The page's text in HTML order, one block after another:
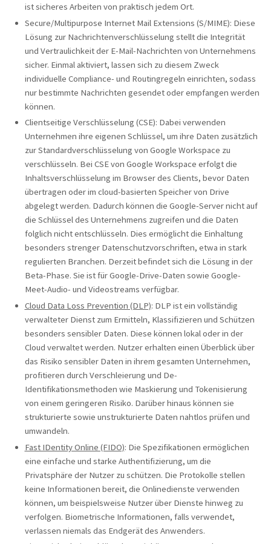
ist sicheres Arbeiten von praktisch jedem Ort.
Secure/Multipurpose Internet Mail Extensions (S/MIME): Diese
Lösung zur Nachrichtenverschlüsselung stellt die Integrität
und Vertraulichkeit der E-Mail-Nachrichten von Unternehmens
sicher. Einmal aktiviert, lassen sich zu diesem Zweck
individuelle Compliance- und Routingregeln einrichten, sodass
nur bestimmte Nachrichten gesendet oder empfangen werden
können.
Clientseitige Verschlüsselung (CSE): Dabei verwenden
Unternehmen ihre eigenen Schlüssel, um ihre Daten zusätzlich
zur Standardverschlüsselung von Google Workspace zu
verschlüsseln. Bei CSE von Google Workspace erfolgt die
Inhaltsverschlüsselung im Browser des Clients, bevor Daten
übertragen oder im cloud-basierten Speicher von Drive
abgelegt werden. Dadurch können die Google-Server nicht auf
die Schlüssel des Unternehmens zugreifen und die Daten
folglich nicht entschlüsseln. Dies ermöglicht die Einhaltung
besonders strenger Datenschutzvorschriften, etwa in stark
regulierten Branchen. Derzeit befindet sich die Lösung in der
Beta-Phase. Sie ist für Google-Drive-Daten sowie Google-
Meet-Audio- und Videostreams verfügbar.
Cloud Data Loss Prevention (DLP): DLP ist ein vollständig
verwalteter Dienst zum Ermitteln, Klassifizieren und Schützen
besonders sensibler Daten. Diese können lokal oder in der
Cloud verwaltet werden. Nutzer erhalten einen Überblick über
das Risiko sensibler Daten in ihrem gesamten Unternehmen,
profitieren durch Verschleierung und De-
Identifikationsmethoden wie Maskierung und Tokenisierung
von einem geringeren Risiko. Darüber hinaus können sie
strukturierte sowie unstrukturierte Daten nahtlos prüfen und
umwandeln.
Fast IDentity Online (FIDO): Die Spezifikationen ermöglichen
eine einfache und starke Authentifizierung, um die
Privatsphäre der Nutzer zu schützen. Die Protokolle stellen
keine Informationen bereit, die Onlinedienste verwenden
können, um beispielsweise Nutzer über Dienste hinweg zu
verfolgen. Biometrische Informationen, falls verwendet,
verlassen niemals das Endgerät des Anwenders.